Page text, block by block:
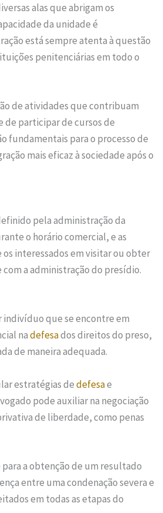
alas que abrigam os
da unidade é
está sempre atenta à questão
penitenciárias em todo o
de atividades que contribuam
de participar de cursos de
fundamentais para o processo de
mais eficaz à sociedade após o
pela administração da
o horário comercial, e as
os interessados em visitar ou obter
a administração do presídio.
indivíduo que se encontre em
nadefesados direitos do preso,
de maneira adequada.
estratégias dedefesae
pode auxiliar na negociação
de liberdade, como penas
a obtenção de um resultado
entre uma condenação severa e
em todas as etapas do